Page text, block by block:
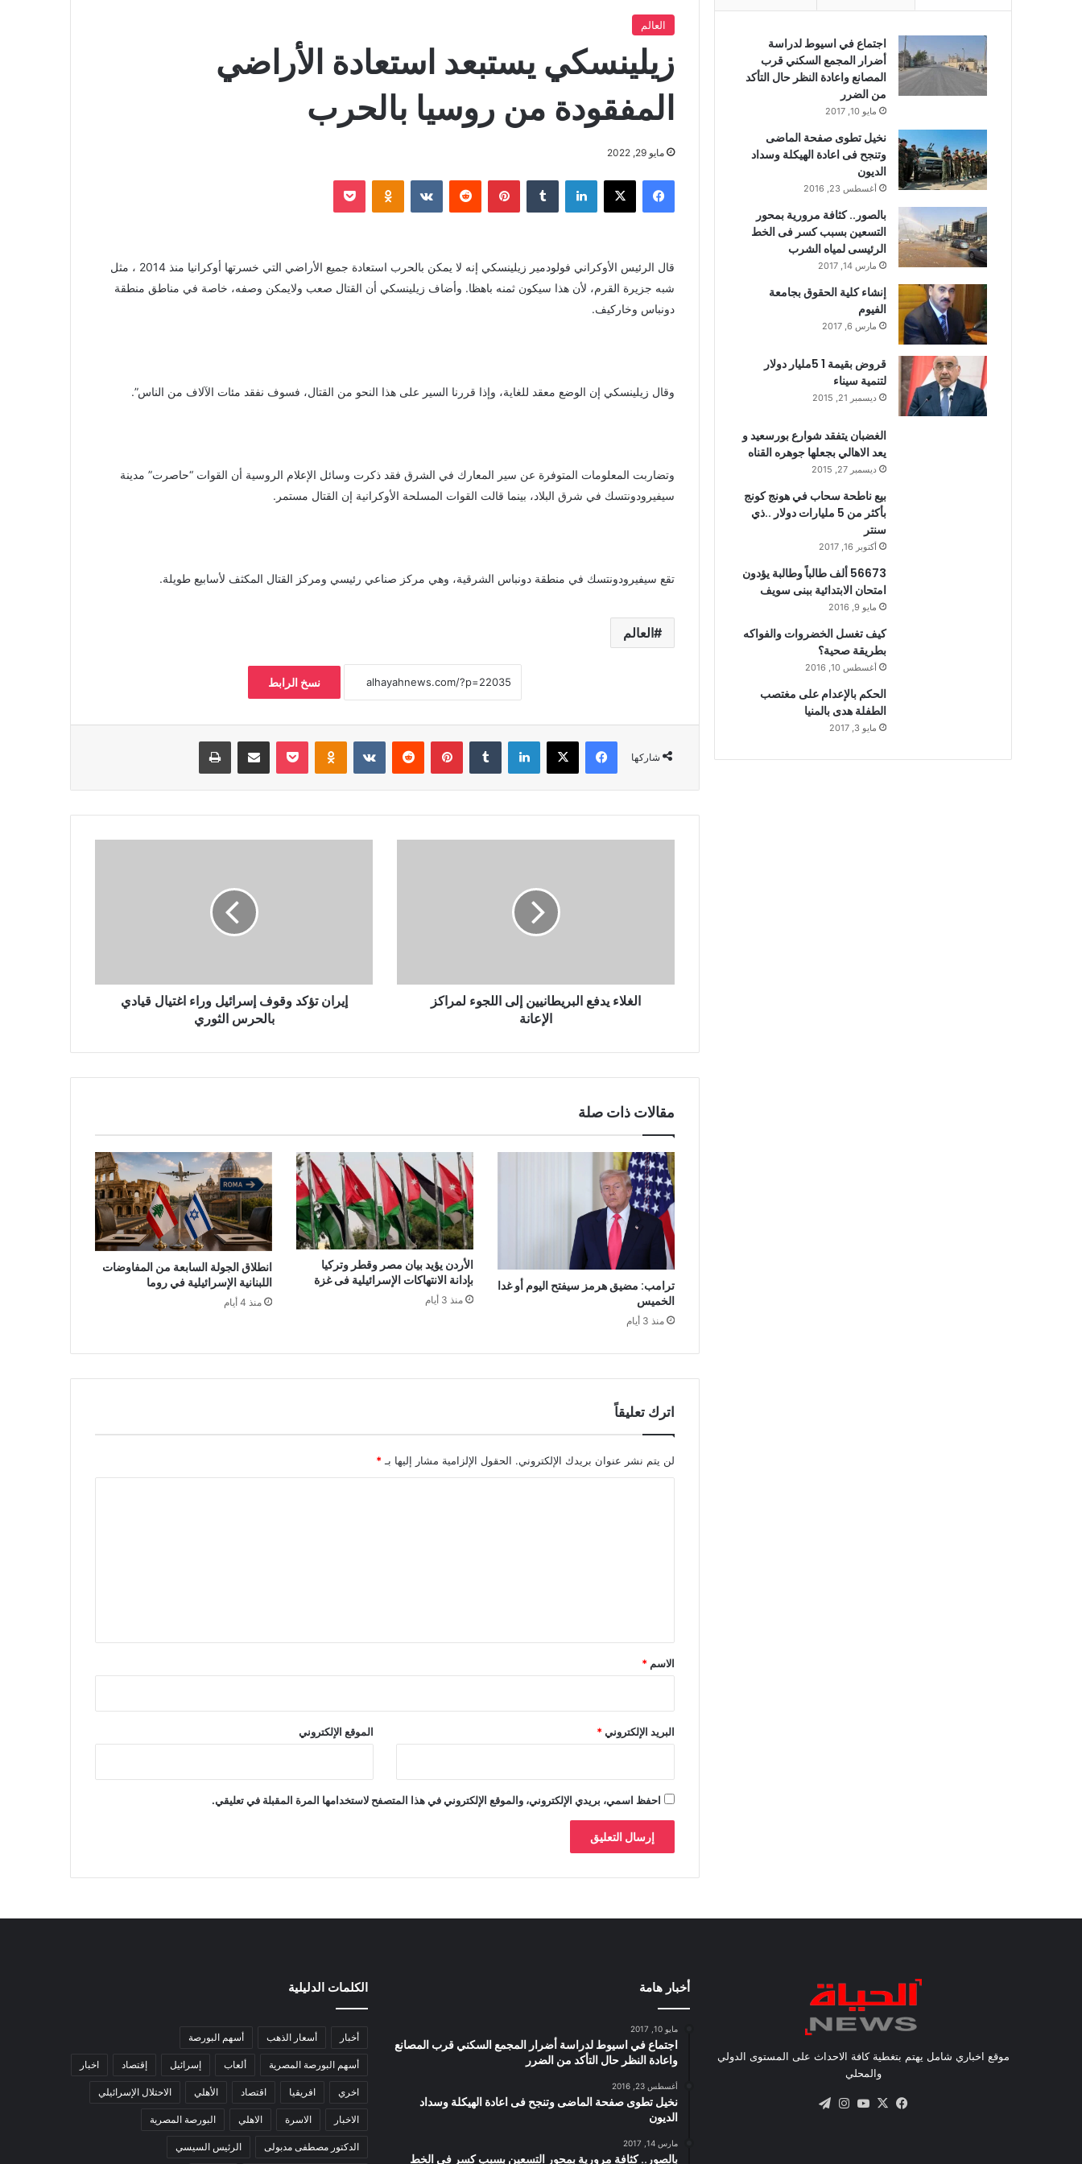
العالم
زيلينسكي يستبعد استعادة الأراضي
المفقودة من روسيا بالحرب
مايو 29, 2022
فيسبوك لينكدإن بينتيريست
قال الرئيس الأوكراني فولودمير زيلينسكي إنه لا يمكن بالحرب استعادة جميع الأراضي التي خسرتها أوكرانيا منذ 2014 ، مثل
شبه جزيرة القرم، لأن هذا سيكون ثمنه باهظا. وأضاف زيلينسكي أن القتال صعب ولايمكن وصفه، خاصة في مناطق منطقة
دونباس وخاركيف.
وقال زيلينسكي إن الوضع معقد للغاية، وإذا قررنا السير على هذا النحو من القتال، فسوف نفقد مئات الآلاف من الناس”.
وتضاربت المعلومات المتوفرة عن سير المعارك في الشرق فقد ذكرت وسائل الإعلام الروسية أن القوات “حاصرت” مدينة
سيفيرودونتسك في شرق البلاد، بينما قالت القوات المسلحة الأوكرانية إن القتال مستمر.
تقع سيفيرودونتسك في منطقة دونباس الشرقية، وهي مركز صناعي رئيسي ومركز القتال المكثف لأسابيع طويلة.
العالم
نسخ الرابط
شاركها
فيسبوك لينكدإن بينتيريست بوكيت
الغلاء يدفع البريطانيين إلى اللجوء لمراكز
الإعانة
إيران تؤكد وقوف إسرائيل وراء اغتيال قيادي
بالحرس الثوري
مقالات ذات صلة
ترامب: مضيق هرمز سيفتح اليوم أو غدا
الخميس
منذ 3 أيام
الأردن يؤيد بيان مصر وقطر وتركيا
بإدانة الانتهاكات الإسرائيلية فى غزة
منذ 3 أيام
انطلاق الجولة السابعة من المفاوضات
اللبنانية الإسرائيلية في روما
منذ 4 أيام
اترك تعليقاً
لن يتم نشر عنوان بريدك الإلكتروني. الحقول الإلزامية مشار إليها بـ *
*
الاسم *
البريد الإلكتروني* الموقع الإلكتروني
احفظ اسمي، بريدي الإلكتروني، والموقع الإلكتروني في هذا المتصفح لاستخدامها المرة المقبلة في تعليقي.
اجتماع في اسيوط لدراسة
أضرار المجمع السكني قرب
المصانع واعادة النظر حال التأكد
من الضرر
مايو 10, 2017
نخيل تطوى صفحة الماضى
وتنجح فى اعادة الهيكلة وسداد
الديون
أغسطس 23, 2016
بالصور.. كثافة مرورية بمحور
التسعين بسبب كسر فى الخط
الرئيسى لمياه الشرب
مارس 14, 2017
إنشاء كلية الحقوق بجامعة
الفيوم
مارس 6, 2017
قروض بقيمة 1 5مليار دولار
لتنمية سيناء
ديسمبر 21, 2015
الغضبان يتفقد شوارع بورسعيد و
يعد الاهالي بجعلها جوهره القناه
ديسمبر 27, 2015
بيع ناطحة سحاب في هونج كونج
بأكثر من 5 مليارات دولار ..ذي
سنتر
أكتوبر 16, 2017
56673 ألف طالباً وطالبة يؤدون
امتحان الابتدائية ببنى سويف
مايو 9, 2016
كيف تغسل الخضروات والفواكه
بطريقة صحية؟
أغسطس 10, 2016
الحكم بالإعدام على مغتصب
الطفلة هدى بالمنيا
مايو 3, 2017
موقع اخباري شامل يهتم بتغطية كافة الاحداث على المستوى الدولي
والمحلي
فيسبوك
X يوتيوبانستقرام
أخبار هامة
مايو 10, 2017
اجتماع في اسيوط لدراسة أضرار المجمع السكني قرب المصانع
واعادة النظر حال التأكد من الضرر
أغسطس 23, 2016
نخيل تطوى صفحة الماضى وتنجح فى اعادة الهيكلة وسداد
الديون
مارس 14, 2017
بالصور.. كثافة مرورية بمحور التسعين بسبب كسر فى الخط
الكلمات الدليلية
أخبار أسعار الذهب أسهم البورصة
أسهم البورصة المصرية ألعاب إسرائيل إقتصاد اخبار
اخري افريقيا اقتصاد الأهلي الاحتلال الإسرائيلي
الاخبار الاسرة الاهلي البورصة المصرية
الدكتور مصطفى مدبولى الرئيس السيسي